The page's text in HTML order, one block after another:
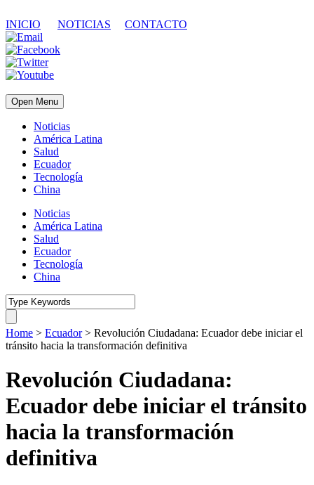
INICIO NOTICIAS CONTACTO
Open Menu
Noticias
América Latina
Salud
Ecuador
Tecnología
China
Noticias
América Latina
Salud
Ecuador
Tecnología
China
Home > Ecuador > Revolución Ciudadana: Ecuador debe iniciar el
tránsito hacia la transformación definitiva
Revolución Ciudadana:
Ecuador debe iniciar el tránsito
hacia la transformación
definitiva